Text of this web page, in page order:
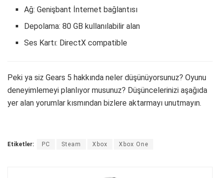
Ağ: Genişbant İnternet bağlantısı
Depolama: 80 GB kullanılabilir alan
Ses Kartı: DirectX compatible
Peki ya siz Gears 5 hakkında neler düşünüyorsunuz? Oyunu
deneyimlemeyi planlıyor musunuz? Düşüncelerinizi aşağıda
yer alan yorumlar kısmından bizlere aktarmayı unutmayın.
Etiketler: PC Steam Xbox Xbox One